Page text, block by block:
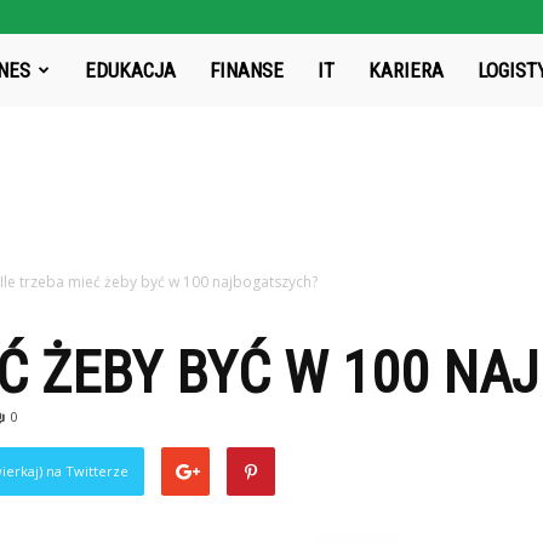
EDUKACJA FINANSE IT KARIERA
Ile trzeba mieć żeby być w 100 najbogatszych?
ŻEBY BYĆ W 100
0
na Twitterze